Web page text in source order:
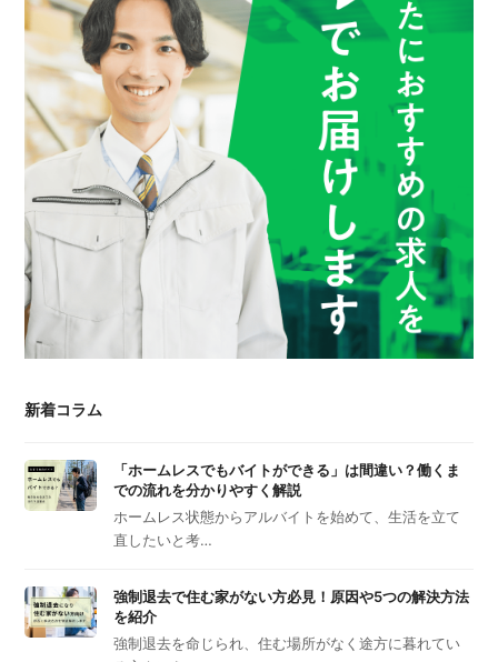
新着コラム
「ホームレスでもバイトができる」は間違い？働くま
での流れを分かりやすく解説
ホームレス状態からアルバイトを始めて、生活を立て
直したいと考…
強制退去で住む家がない方必見！原因や5つの解決方法
を紹介
強制退去を命じられ、住む場所がなく途方に暮れてい